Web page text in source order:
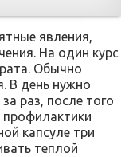
явления,
На один курс
Обычно
В день нужно
раз, после того
профилактики
капсуле три
теплой